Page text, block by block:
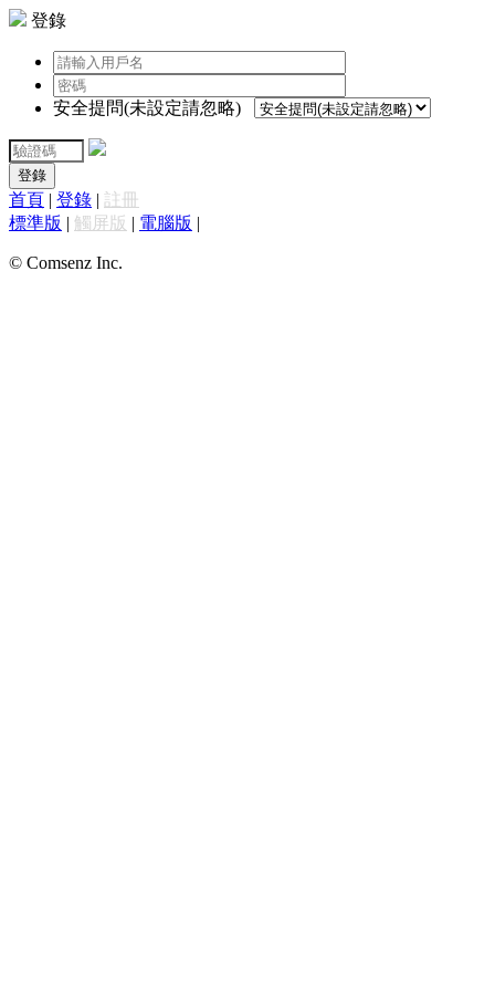
登錄
安全提問(未設定請忽略)
登錄
首頁 | 登錄 | 註冊
標準版 | 觸屏版 | 電腦版 |
© Comsenz Inc.